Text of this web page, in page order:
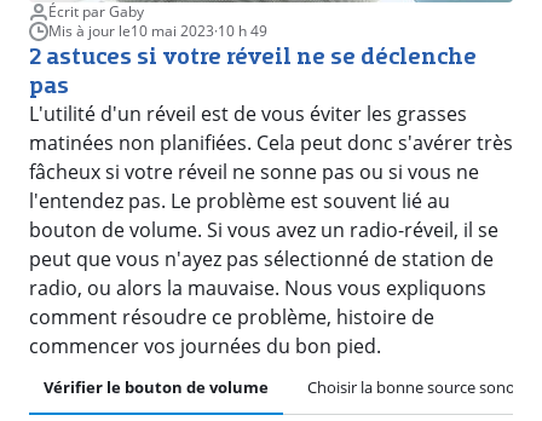
Écrit par Gaby
Mis à jour le10 mai 2023·10 h 49
2 astuces si votre réveil ne se déclenche
pas
L'utilité d'un réveil est de vous éviter les grasses
matinées non planifiées. Cela peut donc s'avérer très
fâcheux si votre réveil ne sonne pas ou si vous ne
l'entendez pas. Le problème est souvent lié au
bouton de volume. Si vous avez un radio-réveil, il se
peut que vous n'ayez pas sélectionné de station de
radio, ou alors la mauvaise. Nous vous expliquons
comment résoudre ce problème, histoire de
commencer vos journées du bon pied.
Vérifier le bouton de volume Choisir la bonne source sonore